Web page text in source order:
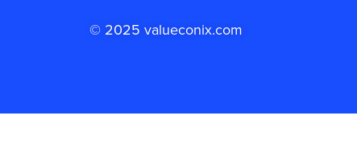
© 2025 valueconix.com